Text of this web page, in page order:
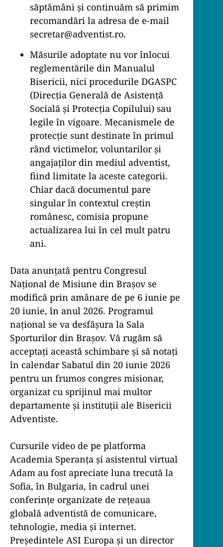
săptămâni și continuăm să primim
recomandări la adresa de e-mail
secretar@adventist.ro.
Măsurile adoptate nu vor înlocui
reglementările din Manualul
Bisericii, nici procedurile DGASPC
(Direcția Generală de Asistență
Socială și Protecția Copilului) sau
legile în vigoare. Mecanismele de
protecție sunt destinate în primul
rând victimelor, voluntarilor și
angajaților din mediul adventist,
fiind limitate la aceste categorii.
Chiar dacă documentul pare
singular în contextul creștin
românesc, comisia propune
actualizarea lui în cel mult patru
ani.
Data anunțată pentru Congresul
Național de Misiune din Brașov se
modifică prin amânare de pe 6 iunie pe
20 iunie, în anul 2026. Programul
național se va desfășura la Sala
Sporturilor din Brașov. Vă rugăm să
acceptați această schimbare și să notați
în calendar Sabatul din 20 iunie 2026
pentru un frumos congres misionar,
organizat cu sprijinul mai multor
departamente și instituții ale Bisericii
Adventiste.
Cursurile video de pe platforma
Academia Speranța și asistentul virtual
Adam au fost apreciate luna trecută la
Sofia, în Bulgaria, în cadrul unei
conferințe organizate de rețeaua
globală adventistă de comunicare,
tehnologie, media și internet.
Președintele ASI Europa și un director